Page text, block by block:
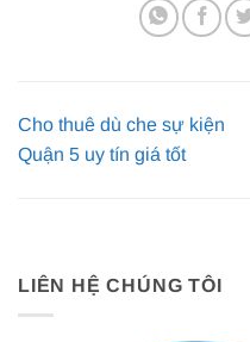
Cho thuê dù che sự kiện
Quận 5 uy tín giá tốt
LIÊN HỆ CHÚNG TÔI